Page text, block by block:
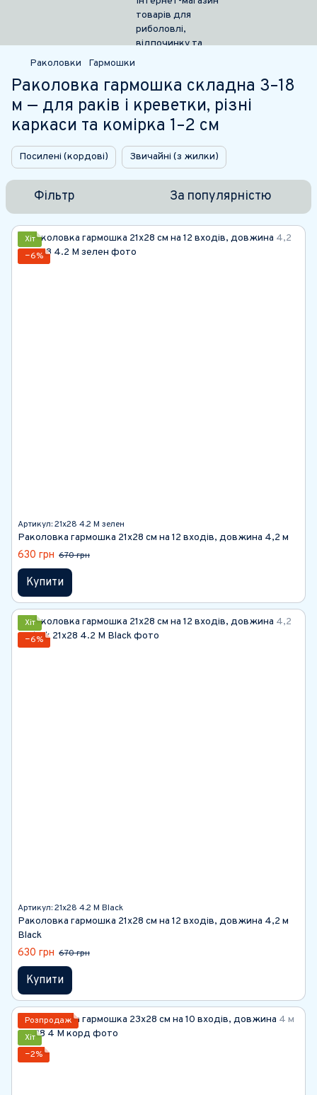
Раколовки Гармошки
Раколовка гармошка складна 3–18
м — для раків і креветки, різні
каркаси та комірка 1–2 см
Посилені (кордові) Звичайні (з жилки)
Фільтр За популярністю
Хіт
−6%
Артикул: 21х28 4.2 М зелен
Раколовка гармошка 21х28 см на 12 входів, довжина 4,2 м
630 грн 670 грн
Купити
Хіт
−6%
Артикул: 21х28 4.2 М Black
Раколовка гармошка 21х28 см на 12 входів, довжина 4,2 м
Black
630 грн 670 грн
Купити
Розпродаж
Хіт
−2%